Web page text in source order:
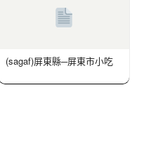
(sagaf)屏東縣─屏東市小吃